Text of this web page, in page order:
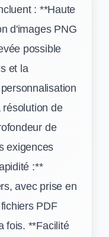
: **Haute
d'images PNG
possible
et la
résolution de
de
exigences
:**
avec prise en
PDF
fois. **Facilité